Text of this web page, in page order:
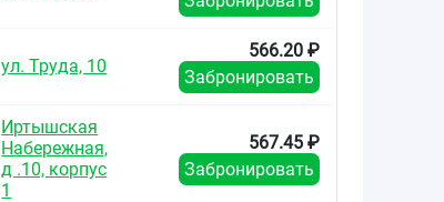
ул. Труда, 10
566.20 ₽
Забронировать
Иртышская
Набережная,
д .10, корпус
1
567.45 ₽
Забронировать